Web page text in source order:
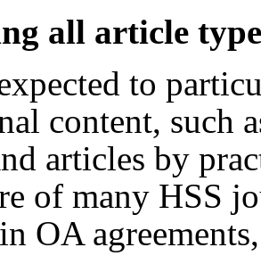
all article
to
content, such
articles by
of many HSS
OA